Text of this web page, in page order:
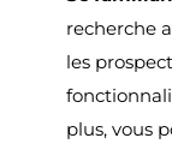
recherche
les
plus, vous